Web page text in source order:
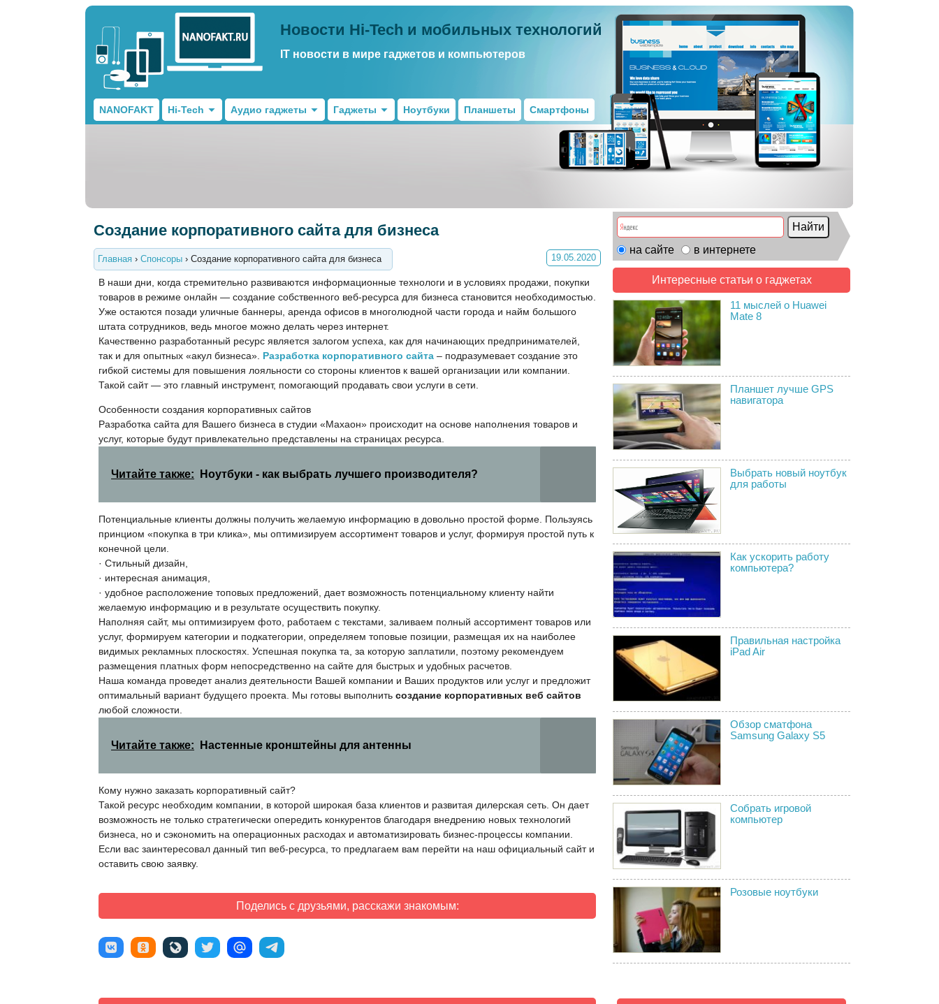
Новости Hi-Tech и мобильных технологий
IT новости в мире гаджетов и компьютеров
NANOFAKT Hi-Tech Аудио гаджеты Гаджеты Ноутбуки Планшеты Смартфоны
Создание корпоративного сайта для бизнеса
Главная › Спонсоры › Создание корпоративного сайта для бизнеса 19.05.2020
В наши дни, когда стремительно развиваются информационные технологи и в условиях продажи, покупки
товаров в режиме онлайн — создание собственного веб-ресурса для бизнеса становится необходимостью.
Уже остаются позади уличные баннеры, аренда офисов в многолюдной части города и найм большого
штата сотрудников, ведь многое можно делать через интернет.
Качественно разработанный ресурс является залогом успеха, как для начинающих предпринимателей,
так и для опытных «акул бизнеса». Разработка корпоративного сайта – подразумевает создание это
гибкой системы для повышения лояльности со стороны клиентов к вашей организации или компании.
Такой сайт — это главный инструмент, помогающий продавать свои услуги в сети.
Особенности создания корпоративных сайтов
Разработка сайта для Вашего бизнеса в студии «Махаон» происходит на основе наполнения товаров и
услуг, которые будут привлекательно представлены на страницах ресурса.
Читайте также: Ноутбуки - как выбрать лучшего производителя?
Потенциальные клиенты должны получить желаемую информацию в довольно простой форме. Пользуясь
принциом «покупка в три клика», мы оптимизируем ассортимент товаров и услуг, формируя простой путь к
конечной цели.
· Стильный дизайн,
· интересная анимация,
· удобное расположение топовых предложений, дает возможность потенциальному клиенту найти
желаемую информацию и в результате осуществить покупку.
Наполняя сайт, мы оптимизируем фото, работаем с текстами, заливаем полный ассортимент товаров или
услуг, формируем категории и подкатегории, определяем топовые позиции, размещая их на наиболее
видимых рекламных плоскостях. Успешная покупка та, за которую заплатили, поэтому рекомендуем
размещения платных форм непосредственно на сайте для быстрых и удобных расчетов.
Наша команда проведет анализ деятельности Вашей компании и Ваших продуктов или услуг и предложит
оптимальный вариант будущего проекта. Мы готовы выполнить создание корпоративных веб сайтов
любой сложности.
Читайте также: Настенные кронштейны для антенны
Кому нужно заказать корпоративный сайт?
Такой ресурс необходим компании, в которой широкая база клиентов и развитая дилерская сеть. Он дает
возможность не только стратегически опередить конкурентов благодаря внедрению новых технологий
бизнеса, но и сэкономить на операционных расходах и автоматизировать бизнес-процессы компании.
Если вас заинтересовал данный тип веб-ресурса, то предлагаем вам перейти на наш официальный сайт и
оставить свою заявку.
Поделись с друзьями, расскажи знакомым:
на сайте в интернете
Интересные статьи о гаджетах
11 мыслей о Huawei
Mate 8
Планшет лучше GPS
навигатора
Выбрать новый ноутбук
для работы
Как ускорить работу
компьютера?
Правильная настройка
iPad Air
Обзор сматфона
Samsung Galaxy S5
Собрать игровой
компьютер
Розовые ноутбуки